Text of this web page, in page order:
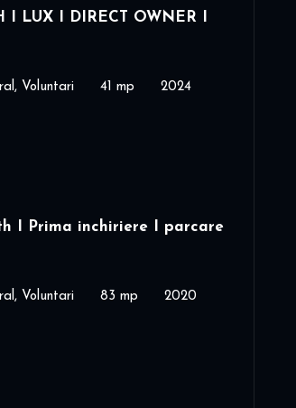
I LUX I DIRECT OWNER I
Voluntari 41 mp 2024
I Prima inchiriere I parcare
Voluntari 83 mp 2020